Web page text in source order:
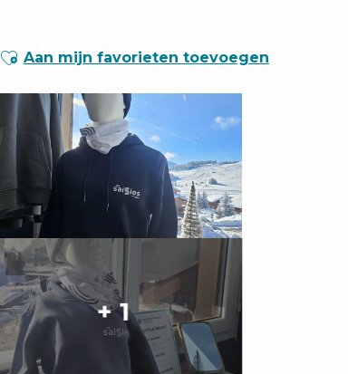
Ajouter aux favoris
Aan mijn favorieten toevoegen
+ 1